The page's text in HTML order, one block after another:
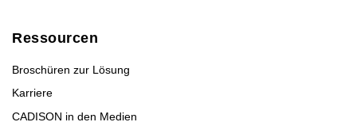
Ressourcen
Broschüren zur Lösung
Karriere
CADISON in den Medien